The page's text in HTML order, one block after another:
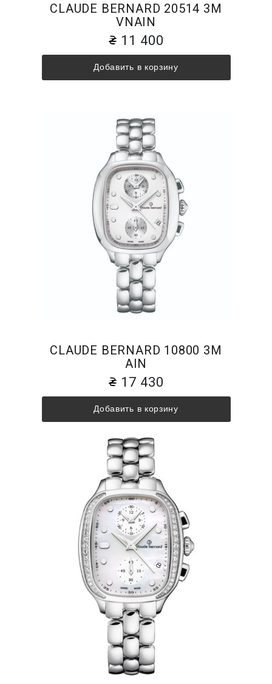
CLAUDE BERNARD 20514 3M
VNAIN
11 400
Добавить в корзину
CLAUDE BERNARD 10800 3M
AIN
17 430
Добавить в корзину